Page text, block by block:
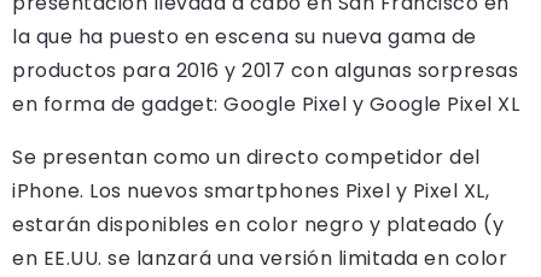
la que ha puesto en escena su nueva gama de
productos para 2016 y 2017 con algunas sorpresas
en forma de gadget: Google Pixel y Google Pixel XL
Se presentan como un directo competidor del
iPhone. Los nuevos smartphones Pixel y Pixel XL,
estarán disponibles en color negro y plateado (y
en EE.UU. se lanzará una versión limitada en color